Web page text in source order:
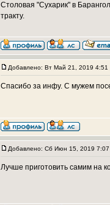
Столовая "Сухарик" в
тракту.
Добавлено: Вт Май 21, 2019 4:51
Спасибо за инфу. С мужем
Добавлено: Сб Июн 15, 2019 7:07
Лучше приготовить самим на